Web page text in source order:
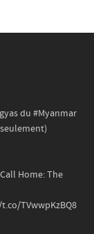
du #Myanmar
Home: The
TVwwpKzBQ8